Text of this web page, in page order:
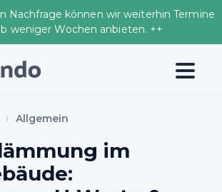
Nachfrage können wir weiterhin Termine
weniger Wochen anbieten. ++
› Allgemein
im